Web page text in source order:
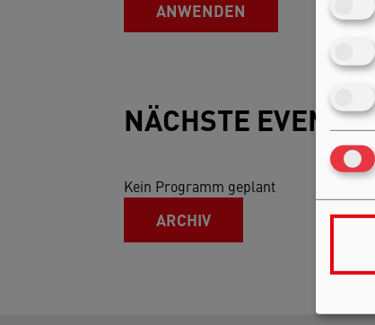
NÄCHSTE EVENTS
Kein Programm geplant
ARCHIV